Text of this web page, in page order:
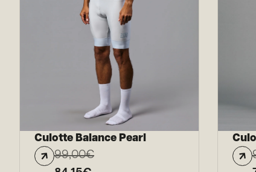
Culotte Balance Pearl
99,00€